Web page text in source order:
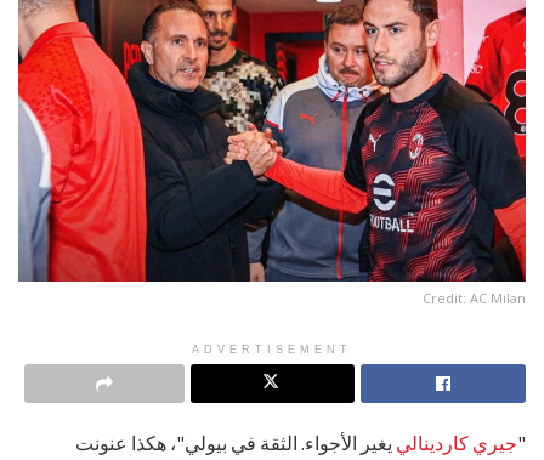
Credit: AC Milan
ADVERTISEMENT
"جيري كاردينالي يغير الأجواء. الثقة في بيولي"، هكذا عنونت